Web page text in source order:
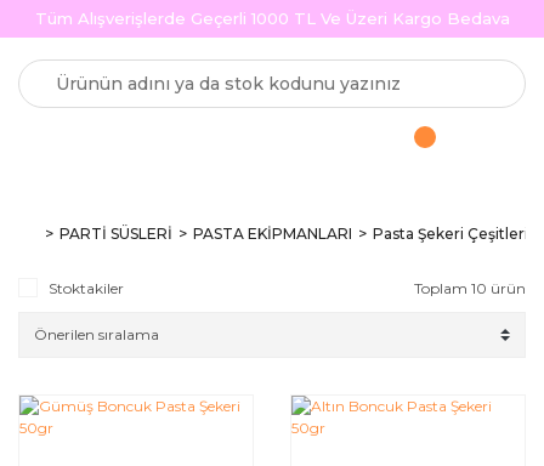
Tüm Alışverişlerde Geçerli 1000 TL Ve Üzeri Kargo Bedava
PARTİ SÜSLERİ PASTA EKİPMANLARI Pasta Şekeri Çeşitleri
Stoktakiler Toplam 10 ürün